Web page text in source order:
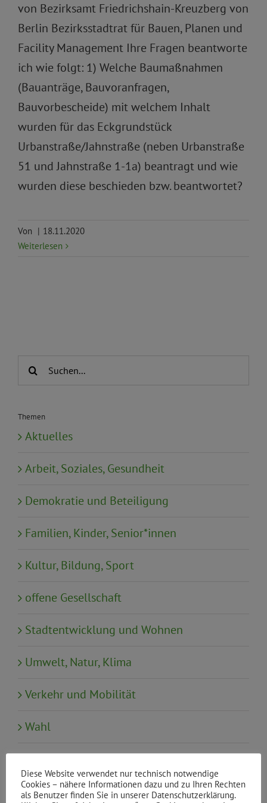
von Bezirksamt Friedrichshain-Kreuzberg von
Berlin Bezirksstadtrat für Bauen, Planen und
Facility Management Ihre Fragen beantworte
ich wie folgt: 1) Welche Baumaßnahmen
(Bauanträge, Bauvoranfragen,
Bauvorbescheide) mit welchem Inhalt
wurden für das Eckgrundstück
Urbanstraße/Jahnstraße (neben Urbanstraße
51 und Jahnstraße 1-1a) beantragt und wie
wurden diese beschieden bzw. beantwortet?
Von | 18.11.2020
Weiterlesen
Suche
Themen
Aktuelles
Arbeit, Soziales, Gesundheit
Demokratie und Beteiligung
Familien, Kinder, Senior*innen
Kultur, Bildung, Sport
offene Gesellschaft
Stadtentwicklung und Wohnen
Umwelt, Natur, Klima
Verkehr und Mobilität
Wahl
Wirtschaft, Tourismus, Finanzen
Diese Website verwendet nur technisch notwendige
Cookies – nähere Informationen dazu und zu Ihren Rechten
als Benutzer finden Sie in unserer Datenschutzerklärung.